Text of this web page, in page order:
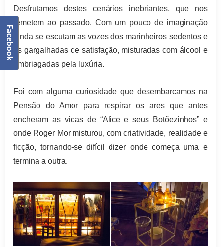
Desfrutamos destes cenários inebriantes, que nos
remetem ao passado. Com um pouco de imaginação
ainda se escutam as vozes dos marinheiros sedentos e
as gargalhadas de satisfação, misturadas com álcool e
embriagadas pela luxúria.
Foi com alguma curiosidade que desembarcamos na
Pensão do Amor para respirar os ares que antes
encheram as vidas de “Alice e seus Botõezinhos” e
onde Roger Mor misturou, com criatividade, realidade e
ficção, tornando-se difícil dizer onde começa uma e
termina a outra.
Facebook